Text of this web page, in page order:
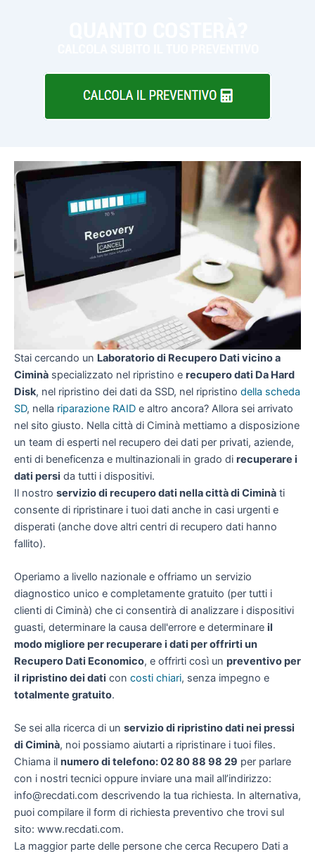
Stai cercando un Laboratorio di Recupero Dati vicino a
Ciminà specializzato nel ripristino e recupero dati Da Hard
Disk, nel ripristino dei dati da SSD, nel ripristino della scheda
SD, nella riparazione RAID e altro ancora? Allora sei arrivato
nel sito giusto. Nella città di Ciminà mettiamo a disposizione
un team di esperti nel recupero dei dati per privati, aziende,
enti di beneficenza e multinazionali in grado di recuperare i
dati persi da tutti i dispositivi.
Il nostro servizio di recupero dati nella città di Ciminà ti
consente di ripristinare i tuoi dati anche in casi urgenti e
disperati (anche dove altri centri di recupero dati hanno
fallito).
Operiamo a livello nazionale e offriamo un servizio
diagnostico unico e completamente gratuito (per tutti i
clienti di Ciminà) che ci consentirà di analizzare i dispositivi
guasti, determinare la causa dell'errore e determinare il
modo migliore per recuperare i dati per offrirti un
Recupero Dati Economico, e offrirti così un preventivo per
il ripristino dei dati con costi chiari, senza impegno e
totalmente gratuito.
Se sei alla ricerca di un servizio di ripristino dati nei pressi
di Ciminà, noi possiamo aiutarti a ripristinare i tuoi files.
Chiama il numero di telefono: 02 80 88 98 29 per parlare
con i nostri tecnici oppure inviare una mail all’indirizzo:
info@recdati.com descrivendo la tua richiesta. In alternativa,
puoi compilare il form di richiesta preventivo che trovi sul
sito: www.recdati.com.
La maggior parte delle persone che cerca Recupero Dati a